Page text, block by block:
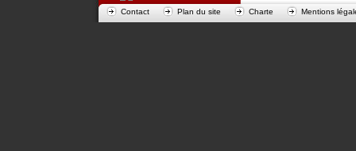
Contact Plan du site Charte Mentions